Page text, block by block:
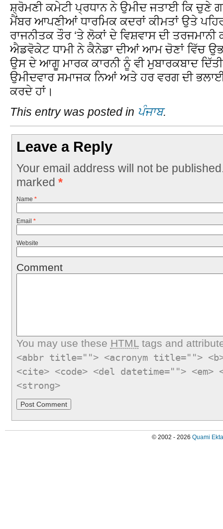
ਸ਼੍ਰੋਮਣੀ ਕਮੇਟੀ ਪ੍ਰਧਾਨ ਨੇ ਉਮੀਦ ਜਤਾਈ ਕਿ ਚੁਣੇ
ਮੈਂਬਰ ਆਪਣੀਆਂ ਧਾਰਮਿਕ ਕਦਰਾਂ ਕੀਮਤਾਂ ਉਤੇ
ਰਾਜਨੀਤਕ ਤੌਰ ‘ਤੇ ਲੋਕਾਂ ਦੇ ਵਿਸ਼ਵਾਸ ਦੀ
ਐਡਵੋਕੇਟ ਧਾਮੀ ਨੇ ਕੈਨੇਡਾ ਦੀਆਂ ਆਮ ਚੋਣਾਂ ਵਿੱਚ
ਉਸ ਦੇ ਆਗੂ ਮਾਰਕ ਕਾਰਨੀ ਨੂੰ ਵੀ ਮੁਬਾਰਕਬਾਦ
ਉਮੀਦਵਾਰ ਸਮਾਜਕ ਨਿਆਂ ਅਤੇ ਹਰ ਵਰਗ ਦੀ
ਕਰਦੇ ਹਾਂ।
This entry was posted in ਪੰਜਾਬ.
Leave a Reply
Your email address will not be
marked *
Name *
Email *
Website
Comment
You may use these HTMLtags and
<abbr title=""> <acronym title="">
<cite> <code> <del datetime="">
<strong>
© 2002 - 2026 Quami